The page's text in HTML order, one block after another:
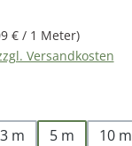
€ / 1 Meter)
Versandkosten
3 m 5 m 10 m